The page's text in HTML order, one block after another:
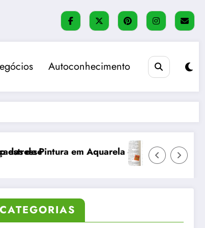
Autoconhecimento
com Efeitos Realistas
Método Bullet Journal:
CATEGORIAS